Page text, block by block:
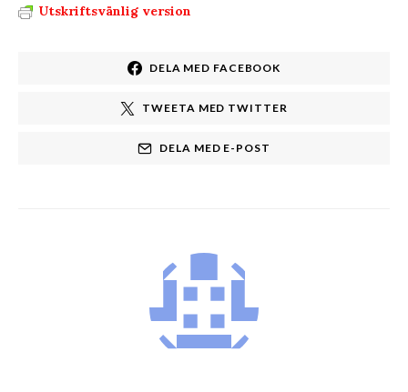
Utskriftsvänlig version
DELA MED FACEBOOK
TWEETA MED TWITTER
DELA MED E-POST